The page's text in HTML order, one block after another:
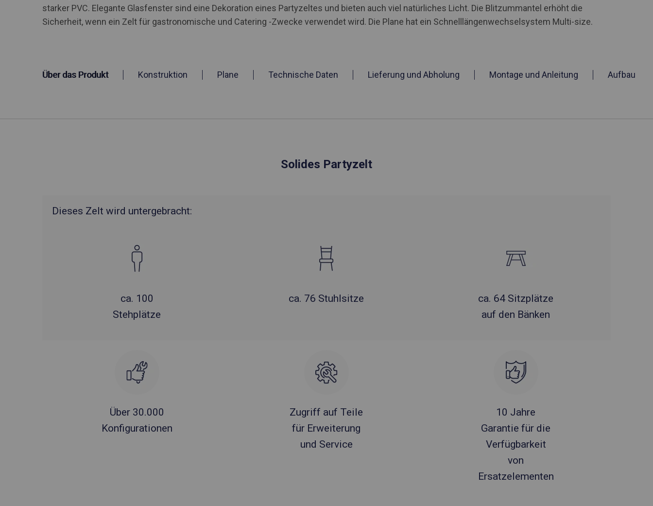
starker PVC. Elegante Glasfenster sind eine Dekoration eines Partyzeltes und bieten auch viel natürliches Licht. Die Blitzummantel erhöht die
Sicherheit, wenn ein Zelt für gastronomische und Catering -Zwecke verwendet wird. Die Plane hat ein Schnelllängenwechselsystem Multi-size.
Über das Produkt Konstruktion Plane Technische Daten Lieferung und Abholung Montage und Anleitung Aufbau
Solides Partyzelt
Dieses Zelt wird untergebracht:
ca. 100
Stehplätze
ca. 76 Stuhlsitze
ca. 64 Sitzplätze
auf den Bänken
Über 30.000
Konfigurationen
Zugriff auf Teile
für Erweiterung
und Service
10 Jahre
Garantie für die
Verfügbarkeit
von
Ersatzelementen